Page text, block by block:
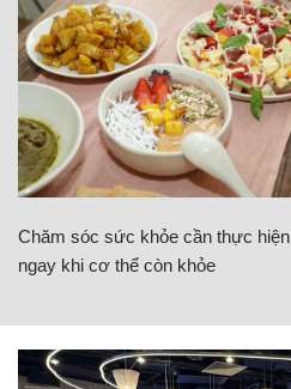
Chăm sóc sức khỏe cần thực hiện
ngay khi cơ thể còn khỏe